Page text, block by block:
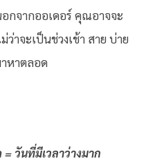
อกจากออเดอร์ คุณอาจจะ
าจะเป็นช่วงเช้า สาย บ่าย
หาตลอด
= วันที่มีเวลาว่างมาก